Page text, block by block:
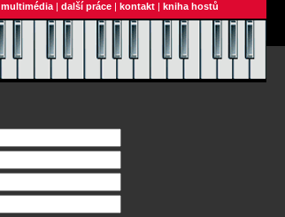
multimédia | další práce | kontakt | kniha hostů